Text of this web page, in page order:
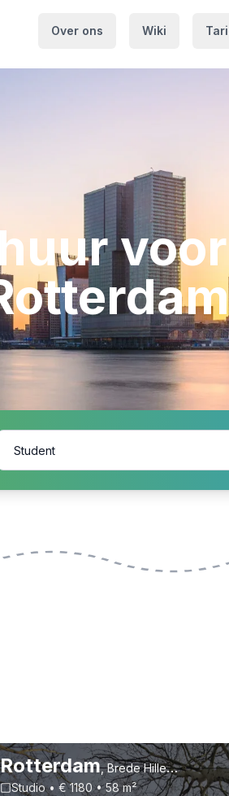
Over ons Wiki
voor
Rotterdam,Brede Hilledijk 164, Katendrecht
Studio • € 1180 • 58 m²